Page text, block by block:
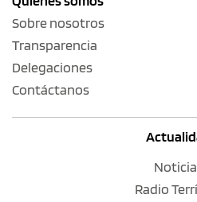
Sobre nosotros
Transparencia
Delegaciones
Contáctanos
Radio